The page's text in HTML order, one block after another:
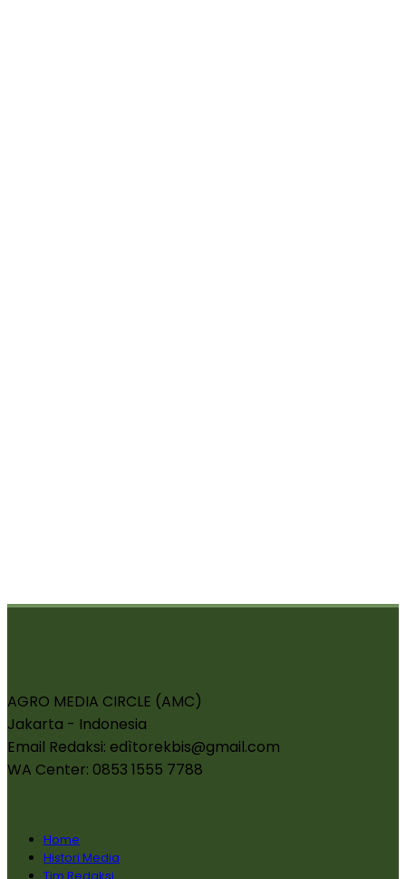
AGRO MEDIA CIRCLE (AMC)
Jakarta - Indonesia
Email Redaksi: edìtorekbis@gmail.com
WA Center: 0853 1555 7788
Home
Histori Media